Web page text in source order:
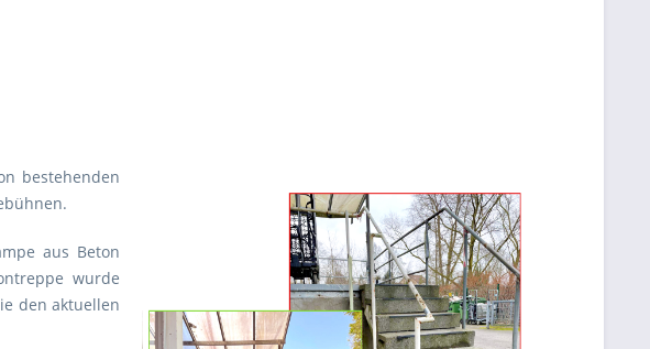
bestehenden
aus Beton
wurde
den aktuellen